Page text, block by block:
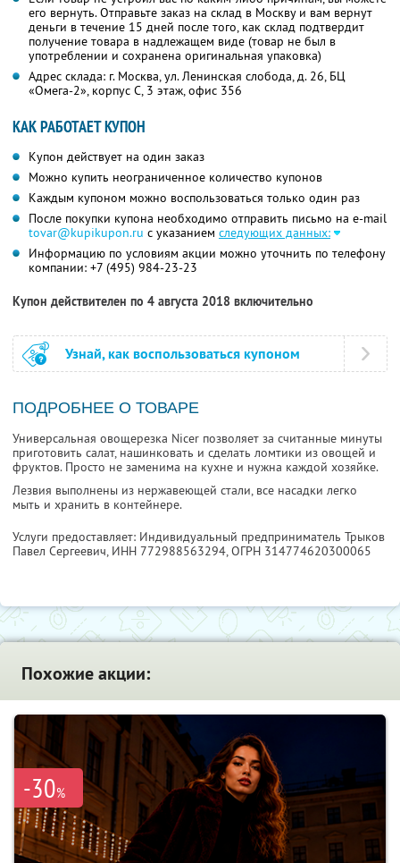
его вернуть. Отправьте заказ на склад в Москву и вам вернут
деньги в течение 15 дней после того, как склад подтвердит
получение товара в надлежащем виде (товар не был в
употреблении и сохранена оригинальная упаковка)
Адрес склада: г. Москва, ул. Ленинская слобода, д. 26, БЦ
«Омега-2», корпус С, 3 этаж, офис 356
КАК РАБОТАЕТ КУПОН
Купон действует на один заказ
Можно купить неограниченное количество купонов
Каждым купоном можно воспользоваться только один раз
После покупки купона необходимо отправить письмо на e-mail
tovar@kupikupon.ru с указанием следующих данных:
Информацию по условиям акции можно уточнить по телефону
компании: +7 (495) 984-23-23
Купон действителен по 4 августа 2018 включительно
Узнай, как воспользоваться купоном
ПОДРОБНЕЕ О ТОВАРЕ
Универсальная овощерезка Nicer позволяет за считанные минуты
приготовить салат, нашинковать и сделать ломтики из овощей и
фруктов. Просто не заменима на кухне и нужна каждой хозяйке.
Лезвия выполнены из нержавеющей стали, все насадки легко
мыть и хранить в контейнере.
Услуги предоставляет: Индивидуальный предприниматель Трыков
Павел Сергеевич, ИНН 772988563294, ОГРН 314774620300065
Похожие акции:
-30%